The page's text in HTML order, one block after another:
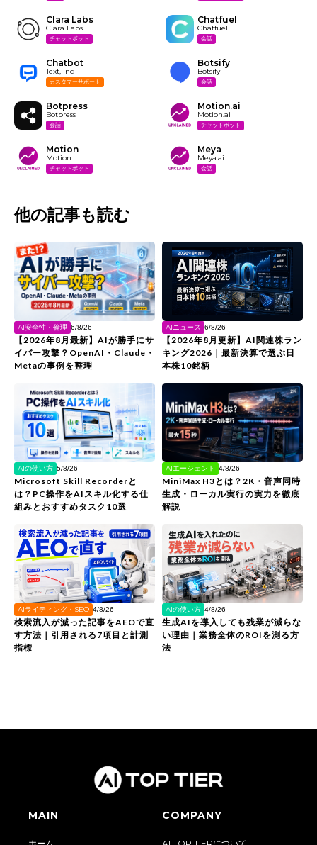
Clara Labs
Clara Labs
チャットボット
Chatfuel
Chatfuel
会話
Chatbot
Text, Inc
カスタマーサポート
Botsify
Botsify
会話
Botpress
Botpress
会話
Motion.ai
Motion.ai
チャットボット
Motion
Motion
チャットボット
Meya
Meya.ai
会話
他の記事も読む
AI安全性・倫理 6/8/26
【2026年8月最新】AIが勝手にサ
イバー攻撃？OpenAI・Claude・
Metaの事例を整理
AIニュース 6/8/26
【2026年8月更新】AI関連株ラン
キング2026｜最新決算で選ぶ日
本株10銘柄
AIの使い方 5/8/26
Microsoft Skill Recorderと
は？PC操作をAIスキル化する仕
組みとおすすめタスク10選
AIエージェント 4/8/26
MiniMax H3とは？2K・音声同時
生成・ローカル実行の実力を徹底
解説
AIライティング・SEO 4/8/26
検索流入が減った記事をAEOで直
す方法｜引用される7項目と計測
指標
AIの使い方 4/8/26
生成AIを導入しても残業が減らな
い理由｜業務全体のROIを測る方
法
MAIN COMPANY